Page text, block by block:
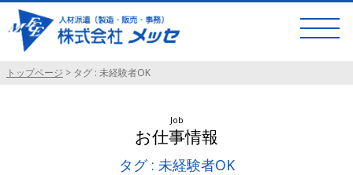
トップページ > タグ : 未経験者OK
Job
お仕事情報
タグ : 未経験者OK